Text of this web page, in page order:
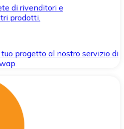
di rivenditori e
prodotti.
progetto al nostro servizio di